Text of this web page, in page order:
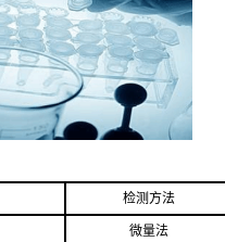
检测方法
微量法